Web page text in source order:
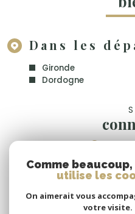
Dans les
Gironde
Dordogne
Comme
utilise les
On aimerait vous
votre visite.